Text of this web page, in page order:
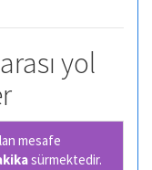
yol
mesafe
sürmektedir.